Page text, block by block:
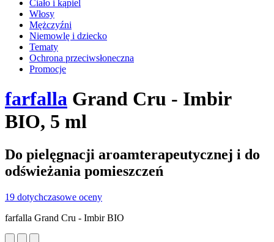
Ciało i kąpiel
Włosy
Mężczyźni
Niemowlę i dziecko
Tematy
Ochrona przeciwsłoneczna
Promocje
farfalla Grand Cru - Imbir
BIO, 5 ml
Do pielęgnacji aroamterapeutycznej i do
odświeżania pomieszczeń
19 dotychczasowe oceny
farfalla Grand Cru - Imbir BIO